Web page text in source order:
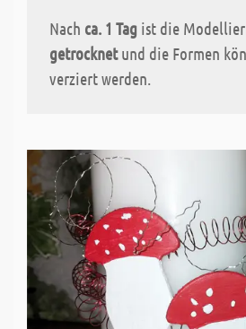
Nach ca. 1 Tag ist die
getrocknetund die Formen
verziert werden.